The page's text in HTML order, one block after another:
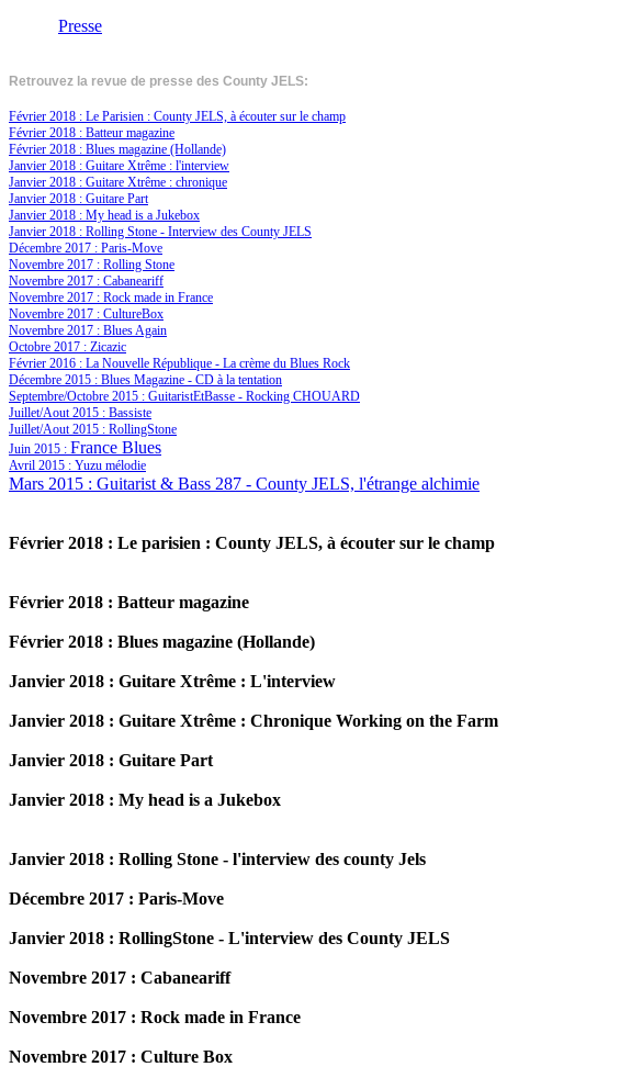
Presse
Retrouvez la revue de presse des County JELS:
Février 2018 : Le Parisien : County JELS, à écouter sur le champ
Février 2018 : Batteur magazine
Février 2018 : Blues magazine (Hollande)
Janvier 2018 : Guitare Xtrême : l'interview
Janvier 2018 : Guitare Xtrême : chronique
Janvier 2018 : Guitare Part
Janvier 2018 : My head is a Jukebox
Janvier 2018 : Rolling Stone - Interview des County JELS
Décembre 2017 : Paris-Move
Novembre 2017 : Rolling Stone
Novembre 2017 : Cabaneariff
Novembre 2017 : Rock made in France
Novembre 2017 : CultureBox
Novembre 2017 : Blues Again
Octobre 2017 : Zicazic
Février 2016 : La Nouvelle République - La crème du Blues Rock
Décembre 2015 : Blues Magazine - CD à la tentation
Septembre/Octobre 2015 : GuitaristEtBasse - Rocking CHOUARD
Juillet/Aout 2015 : Bassiste
Juillet/Aout 2015 : RollingStone
Juin 2015 : France Blues
Avril 2015 : Yuzu mélodie
Mars 2015 : Guitarist & Bass 287 - County JELS, l'étrange alchimie
Février 2018 : Le parisien : County JELS, à écouter sur le champ
Février 2018 : Batteur magazine
Février 2018 : Blues magazine (Hollande)
Janvier 2018 : Guitare Xtrême : L'interview
Janvier 2018 : Guitare Xtrême : Chronique Working on the Farm
Janvier 2018 : Guitare Part
Janvier 2018 : My head is a Jukebox
Janvier 2018 : Rolling Stone - l'interview des county Jels
Décembre 2017 : Paris-Move
Janvier 2018 : RollingStone - L'interview des County JELS
Novembre 2017 : Cabaneariff
Novembre 2017 : Rock made in France
Novembre 2017 : Culture Box